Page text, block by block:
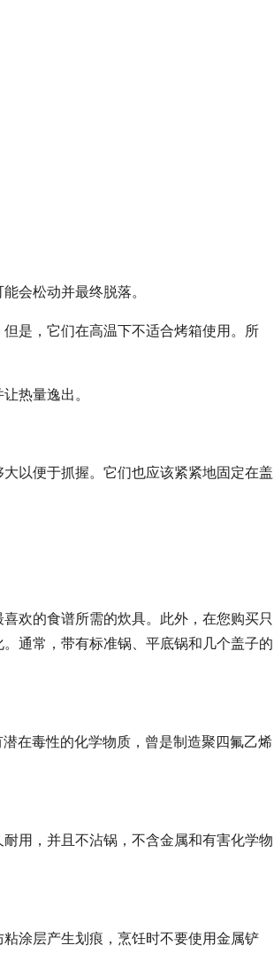
会松动并最终脱落。
是，它们在高温下不适合烤箱使用。所
热量逸出。
以便于抓握。它们也应该紧紧地固定在盖
欢的食谱所需的炊具。此外，在您购买只
通常，带有标准锅、平底锅和几个盖子的
在毒性的化学物质，曾是制造聚四氟乙烯
用，并且不沾锅，不含金属和有害化学物
涂层产生划痕，烹饪时不要使用金属铲